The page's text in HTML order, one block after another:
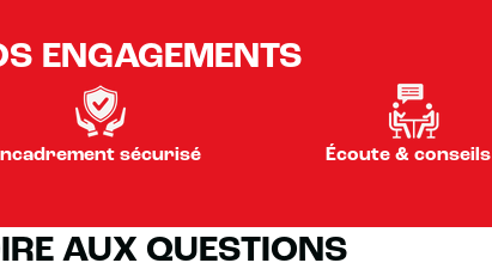
ENGAGEMENTS
sécurisé Écoute & conseils
AUX QUESTIONS